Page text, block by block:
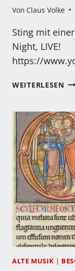
15
–
Von Claus Volke
Sting mit
Night, LIVE!
https://
WEITERLESEN
ALTE MUSIK |